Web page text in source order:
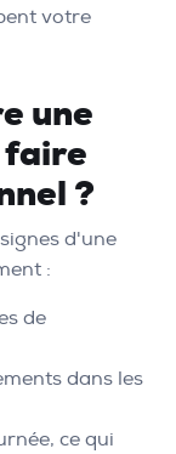
votre
une
faire
?
d'une
:
de
dans les
ce qui